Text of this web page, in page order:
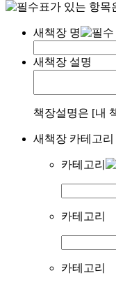
표가 있는 항목
새책장 명
새책장 설명
책장설명은 [내
새책장 카테고리
카테고리
카테고리
카테고리